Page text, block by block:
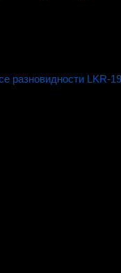
разновидности LKR-